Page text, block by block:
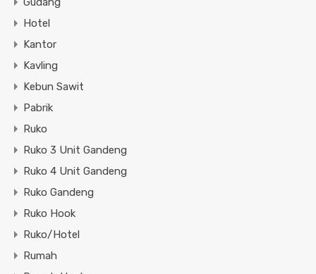
Hotel
Kantor
Kavling
Kebun Sawit
Pabrik
Ruko
Ruko 3 Unit Gandeng
Ruko 4 Unit Gandeng
Ruko Gandeng
Ruko Hook
Ruko/Hotel
Rumah